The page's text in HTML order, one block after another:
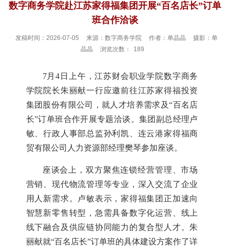
数字商务学院赴江苏家得福集团开展“百名店长”订单
班合作洽谈
发稿时间：2026-07-05 来源：数字商务学院 作者：单晶晶
摄影：单
晶晶
浏览次数： 189
7月4日上午，江苏财会职业学院数字商务
学院院长朱丽献一行应邀前往江苏家得福投资
集团股份有限公司，就人才培养需求及“百名店
长”订单班合作开展专题洽谈。集团副总经理卢
敏、行政人事部总监孙利凯、连云港家得福商
贸有限公司人力资源部经理樊琴参加座谈。
座谈会上，双方聚焦连锁经营管理、市场
营销、现代物流管理等专业，深入交流了企业
用人新需求。卢敏表示，家得福集团正加速向
智慧新零售转型，急需具备数字化运营、线上
线下融合及供应链协同能力的复合型人才。朱
丽献就“百名店长”订单班的具体建设方案作了详